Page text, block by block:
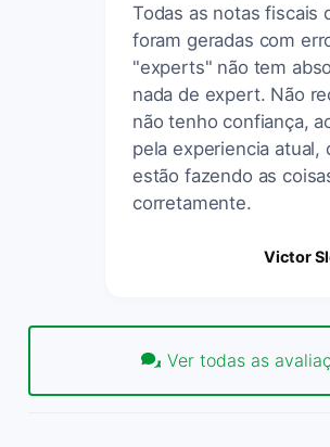
Todas as notas fiscais
foram geradas com
"experts" não tem
nada de expert. Não
não tenho confiança,
pela experiencia atual,
estão fazendo as
corretamente.
Victor
Ver todas as